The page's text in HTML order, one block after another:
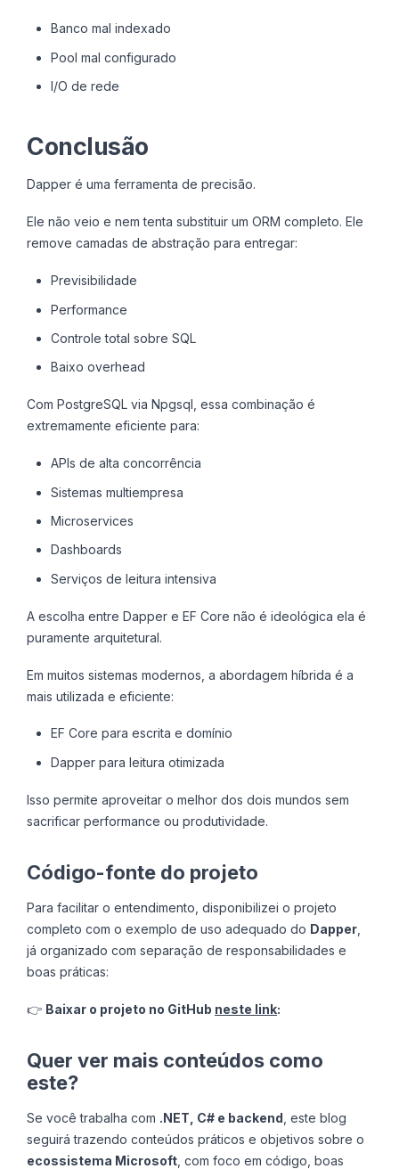
Banco mal indexado
Pool mal configurado
I/O de rede
Conclusão
Dapper é uma ferramenta de precisão.
Ele não veio e nem tenta substituir um ORM completo. Ele
remove camadas de abstração para entregar:
Previsibilidade
Performance
Controle total sobre SQL
Baixo overhead
Com PostgreSQL via Npgsql, essa combinação é
extremamente eficiente para:
APIs de alta concorrência
Sistemas multiempresa
Microservices
Dashboards
Serviços de leitura intensiva
A escolha entre Dapper e EF Core não é ideológica ela é
puramente arquitetural.
Em muitos sistemas modernos, a abordagem híbrida é a
mais utilizada e eficiente:
EF Core para escrita e domínio
Dapper para leitura otimizada
Isso permite aproveitar o melhor dos dois mundos sem
sacrificar performance ou produtividade.
Código-fonte do projeto
Para facilitar o entendimento, disponibilizei o projeto
completo com o exemplo de uso adequado do Dapper
já organizado com separação de responsabilidades e
boas práticas:
👉 Baixar o projeto no GitHub neste link:
Quer ver mais conteúdos como
este?
Se você trabalha com .NET, C# e backend , este blog
seguirá trazendo conteúdos práticos e objetivos sobre o
ecossistema Microsoft , com foco em código, boas